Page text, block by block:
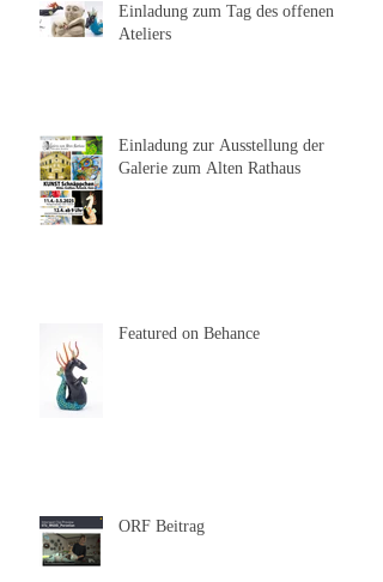
Einladung zum Tag des offenen
Ateliers
Einladung zur Ausstellung der
Galerie zum Alten Rathaus
Featured on Behance
ORF Beitrag